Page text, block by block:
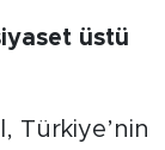
üstü
Türkiye’nin